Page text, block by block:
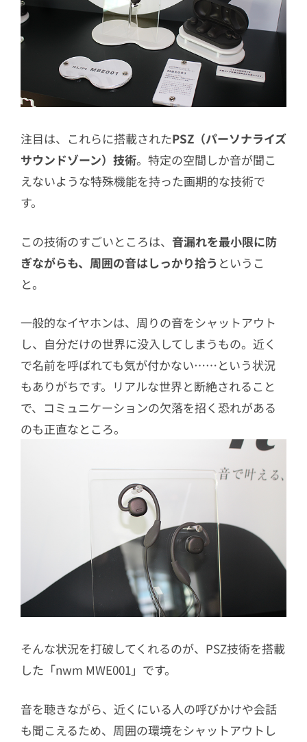
注目は、これらに搭載されたPSZ（パーソナライズ
サウンドゾーン）技術。特定の空間しか音が聞こ
えないような特殊機能を持った画期的な技術で
す。
この技術のすごいところは、 音漏れを最小限に防
ぎながらも、周囲の音はしっかり拾う というこ
と。
一般的なイヤホンは、周りの音をシャットアウト
し、自分だけの世界に没入してしまうもの。近く
で名前を呼ばれても気が付かない……という状況
もありがちです。リアルな世界と断絶されること
で、コミュニケーションの欠落を招く恐れがある
のも正直なところ。
そんな状況を打破してくれるのが、PSZ技術を搭載
した「nwm MWE001」です。
音を聴きながら、近くにいる人の呼びかけや会話
も聞こえるため、周囲の環境をシャットアウトし